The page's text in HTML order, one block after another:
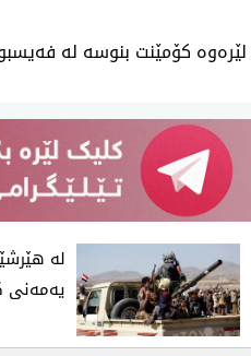
لێرەوە کۆمێنت بنوسە لە
یەمەنی